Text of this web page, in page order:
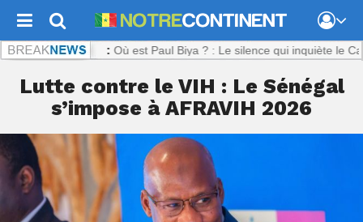
: Où est Paul Biya ? : Le silence qui inquiète le
Lutte contre le VIH : Le Sénégal
s’impose à AFRAVIH 2026